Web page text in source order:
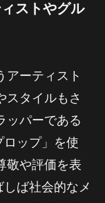
ストやグル
アーティスト
スタイルもさ
ッパーである
ップ」を使
敬や評価を表
ば社会的なメ